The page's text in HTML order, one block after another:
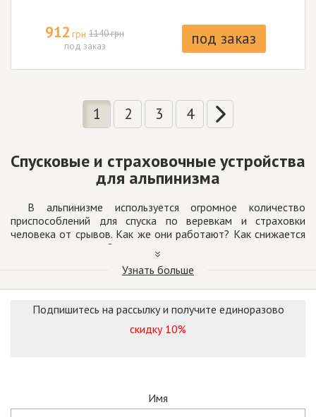
912 грн 1140 грн
под заказ
под заказ
1 2 3 4
Спусковые и страховочные устройства
для альпинизма
В альпинизме используется огромное количество
приспособлений для спуска по веревкам и страховки
человека от срывов. Как же они работают? Как снижается
скорость при спуске?
Спусковые устройства работают за счет увеличения
устройство, тем больше торможение и меньше скорость
восьмерки или каталки Petzl), ни в коем случае нельзя
Узнать больше
Подпишитесь на рассылку и получите единоразово
скидку 10%
Имя